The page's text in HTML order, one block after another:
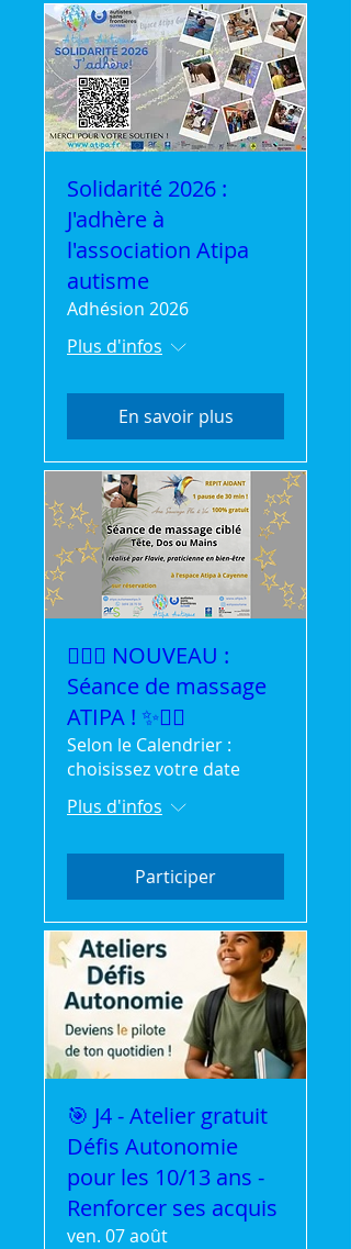
Solidarité 2026 :
J'adhère à
l'association Atipa
autisme
Adhésion 2026
Plus d'infos
En savoir plus
💆‍♀️✨ NOUVEAU :
Séance de massage
ATIPA ! ✨💆‍♂️
Selon le Calendrier :
choisissez votre date
Plus d'infos
Participer
🎯 J4 - Atelier gratuit
Défis Autonomie
pour les 10/13 ans -
Renforcer ses acquis
ven. 07 août